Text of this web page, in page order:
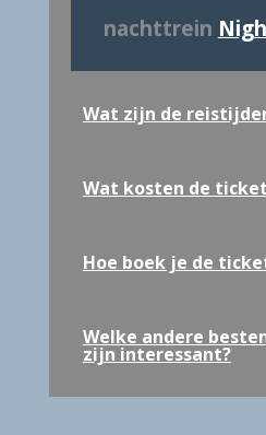
nachttrein
Wat zijn de
Wat kosten de
Hoe boek je de
Welke andere
zijn interessant?